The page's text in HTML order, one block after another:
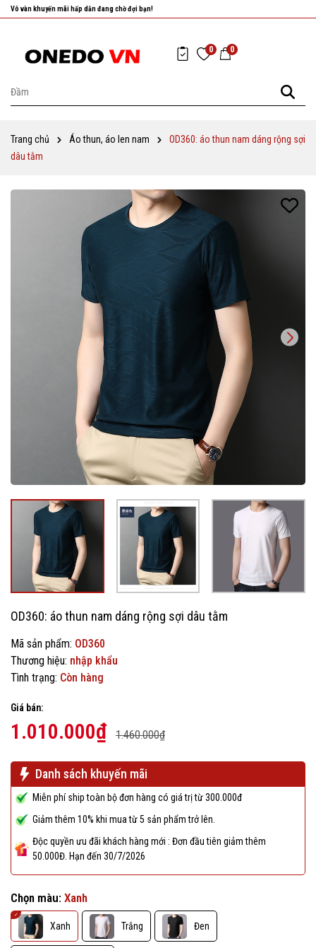
Nhanh tay chọn cho mình những sản phẩm ưng ý nhất!
0 0
Trang chủ Áo thun, áo len nam
OD360: áo thun nam dáng rộng sợi
dâu tằm
OD360: áo thun nam dáng rộng sợi dâu tằm
Mã sản phẩm: OD360
Thương hiệu: nhập khẩu
Tình trạng: Còn hàng
Giá bán:
1.010.000₫ 1.460.000₫
Danh sách khuyến mãi
Miễn phí ship toàn bộ đơn hàng có giá trị từ 300.000đ
Giảm thêm 10% khi mua từ 5 sản phẩm trở lên.
Độc quyền ưu đãi khách hàng mới : Đơn đầu tiên giảm thêm
50.000Đ. Hạn đến 30/7/2026
Chọn màu: Xanh
Xanh Trắng Đen